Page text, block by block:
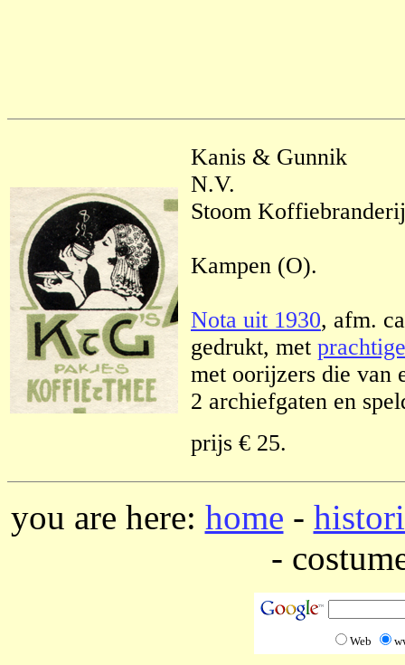
Kanis & Gunnik
N.V.
Stoom
Kampen (O).
Nota uit 1930, afm.
gedrukt, met
met oorijzers die van
2 archiefgaten en
prijs € 25.
you are here: home -
-
Web